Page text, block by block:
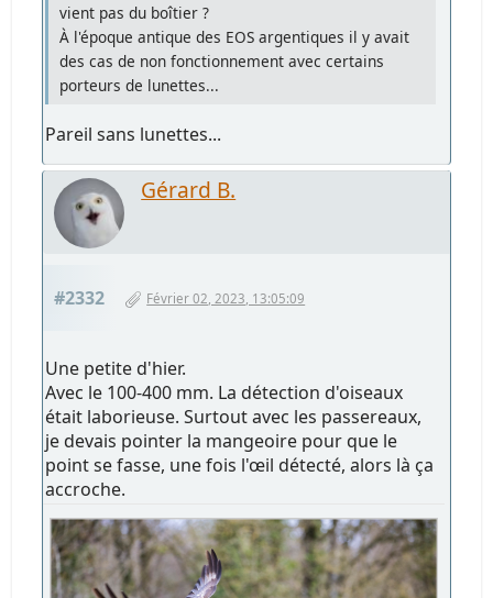
vient pas du boîtier ?
À l'époque antique des EOS argentiques il y avait
des cas de non fonctionnement avec certains
porteurs de lunettes...
Pareil sans lunettes...
Gérard B.
#2332 Février 02, 2023, 13:05:09
Une petite d'hier.
Avec le 100-400 mm. La détection d'oiseaux
était laborieuse. Surtout avec les passereaux,
je devais pointer la mangeoire pour que le
point se fasse, une fois l'œil détecté, alors là ça
accroche.